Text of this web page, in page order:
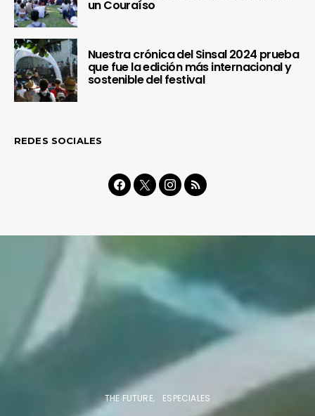
un Couraíso
Nuestra crónica del Sinsal 2024 prueba
que fue la edición más internacional y
sostenible del festival
REDES SOCIALES
THE FUTURE ESPECIALES